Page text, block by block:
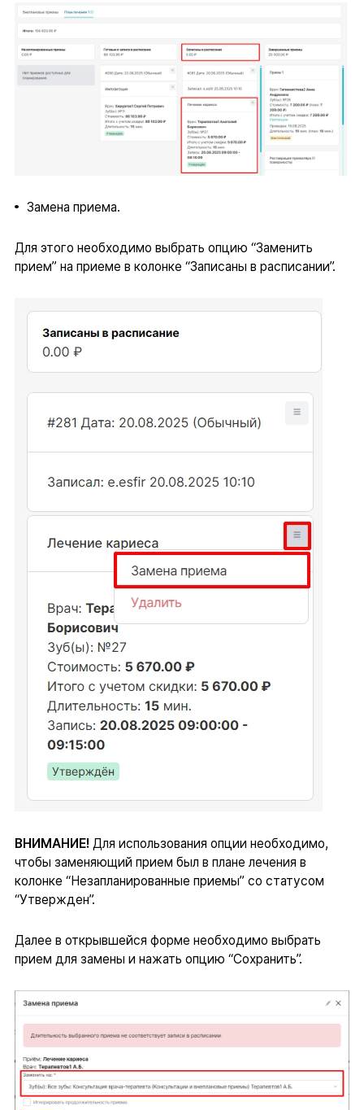
Замена приема.
Для этого необходимо выбрать опцию “Заменить
прием” на приеме в колонке “Записаны в расписании”.
ВНИМАНИЕ! Для использования опции необходимо,
чтобы заменяющий прием был в плане лечения в
колонке “Незапланированные приемы” со статусом
“Утвержден”.
Далее в открывшейся форме необходимо выбрать
прием для замены и нажать опцию “Сохранить”.